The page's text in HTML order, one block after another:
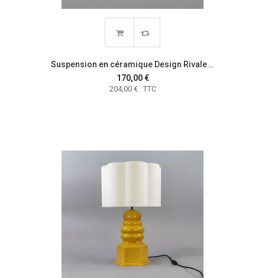
Suspension en céramique Design Rivale...
170,00 €
204,00 € TTC